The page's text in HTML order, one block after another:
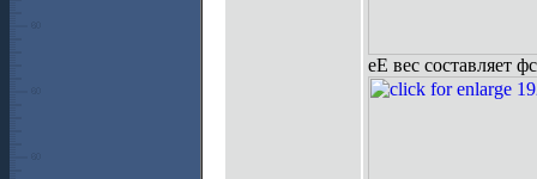
еЕ вес составляет